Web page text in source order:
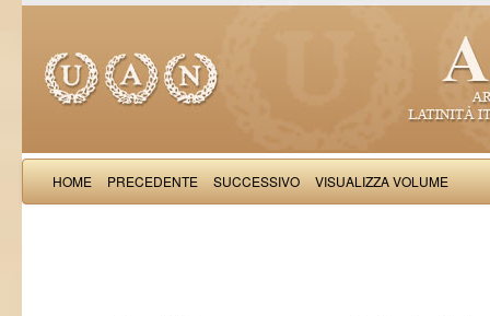
HOME PRECEDENTE SUCCESSIVO VISUALIZZA VOLUME